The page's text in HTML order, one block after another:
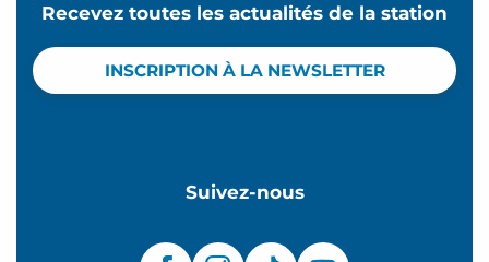
Recevez toutes les actualités de la station
INSCRIPTION À LA NEWSLETTER
Suivez-nous